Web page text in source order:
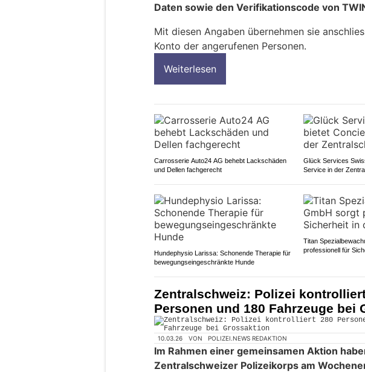
Daten sowie den Verifikationscode von
Mit diesen Angaben übernehmen sie
Konto der angerufenen Personen.
Weiterlesen
Carrosserie Auto24 AG behebt Lackschäden
und Dellen fachgerecht
Glück Services
Service in der
Hundephysio Larissa: Schonende Therapie für
bewegungseingeschränkte Hunde
Titan
professionell für
Zentralschweiz: Polizei
Personen und 180 Fahrzeuge bei
10.03.26 VON POLIZEI.NEWS REDAKTION
Im Rahmen einer gemeinsamen Aktion
Zentralschweizer Polizeikorps am